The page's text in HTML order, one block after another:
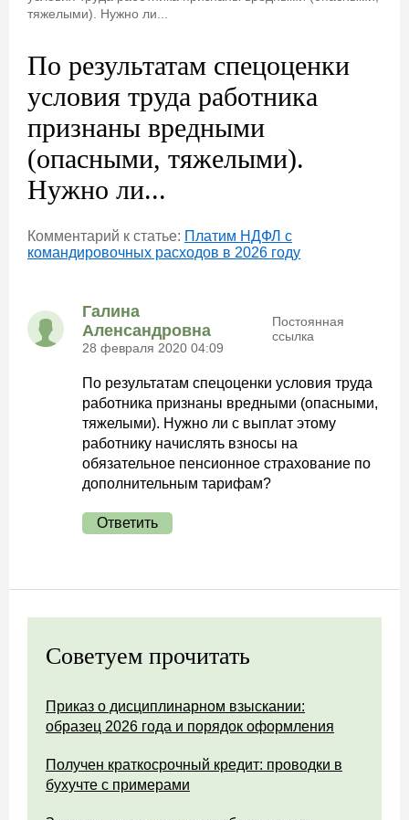
тяжелыми). Нужно ли...
По результатам спецоценки
условия труда работника
признаны вредными
(опасными, тяжелыми).
Нужно ли...
Комментарий к статье: Платим НДФЛ с
командировочных расходов в 2026 году
Галина
Аленсандровна
28 февраля 2020 04:09
Постоянная
ссылка
По результатам спецоценки условия труда
работника признаны вредными (опасными,
тяжелыми). Нужно ли с выплат этому
работнику начислять взносы на
обязательное пенсионное страхование по
дополнительным тарифам?
Ответить
Советуем прочитать
Приказ о дисциплинарном взыскании:
образец 2026 года и порядок оформления
Получен краткосрочный кредит: проводки в
бухучте с примерами